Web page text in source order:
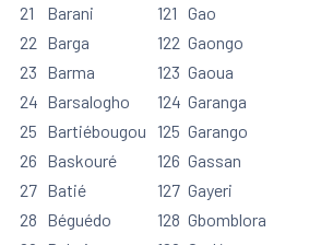
21
22
23
24
25
26
27
28
Barani
Barga
Barma
Barsalogho
Bartiébougou
Baskouré
Batié
Béguédo
121
122
123
124
125
126
127
128
Gao
Gaongo
Gaoua
Garanga
Garango
Gassan
Gayeri
Gbomblora